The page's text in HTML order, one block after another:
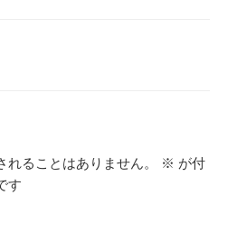
れることはありません。 ※ が付
す